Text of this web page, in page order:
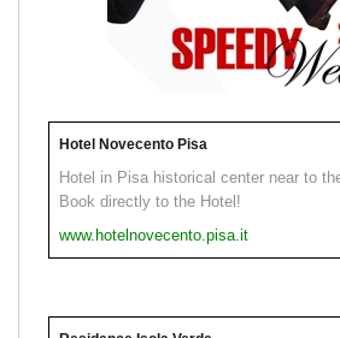
Hotel Novecento Pisa
Hotel in Pisa historical center near to
Book directly to the Hotel!
www.hotelnovecento.pisa.it